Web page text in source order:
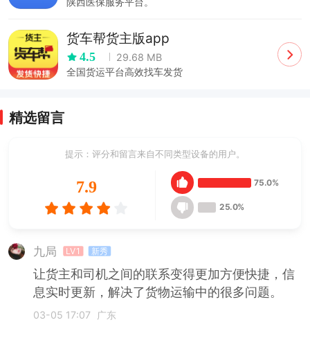
货车帮货主版app
4.5
29.68 MB
全国货运平台高效找车发货
精选留言
提示：评分和留言来自不同类型设备的用户。
7.9 75.0%
25.0%
九局 LV1 新秀
让货主和司机之间的联系变得更加方便快捷，信
息实时更新，解决了货物运输中的很多问题。
03-05 17:07 广东